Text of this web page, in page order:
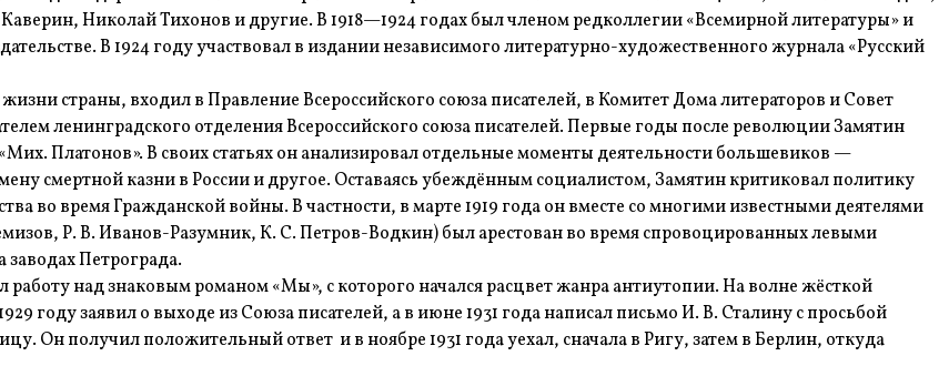
Николай Тихонов и другие. В 1918—1924 годах был членом редколлегии «Всемирной литературы» и
В 1924 году участвовал в издании независимого литературно-художественного журнала «Русский
страны, входил в Правление Всероссийского союза писателей, в Комитет Дома литераторов и Совет
ленинградского отделения Всероссийского союза писателей. Первые годы после революции Замятин
Платонов». В своих статьях он анализировал отдельные моменты деятельности большевиков —
смертной казни в России и другое. Оставаясь убеждённым социалистом, Замятин критиковал политику
во время Гражданской войны. В частности, в марте 1919 года он вместе со многими известными деятелями
Р. В. Иванов-Разумник, К. С. Петров-Водкин) был арестован во время спровоцированных левыми
Петрограда.
работу над знаковым романом «Мы», с которого начался расцвет жанра антиутопии. На волне жёсткой
году заявил о выходе из Союза писателей, а в июне 1931 года написал письмо И. В. Сталину с просьбой
Он получил положительный ответ и в ноябре 1931 года уехал, сначала в Ригу, затем в Берлин, откуда